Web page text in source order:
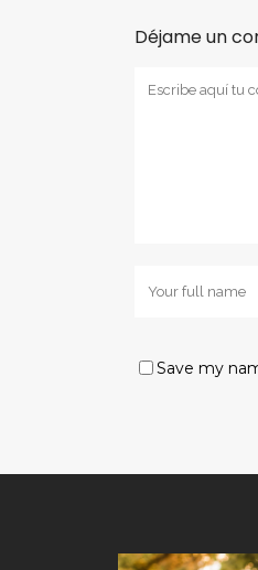
Déjame un
Save my